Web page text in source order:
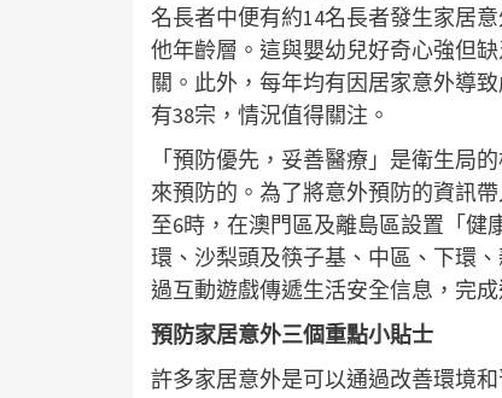
名長者中便有約14名長者發生家居
他年齡層。這與嬰幼兒好奇心強但
關。此外，每年均有因居家意外導
有38宗，情況值得關注。
「預防優先，妥善醫療」是衛生局
來預防的。為了將意外預防的資訊
至6時，在澳門區及離島區設置「健
環、沙梨頭及筷子基、中區、下環
過互動遊戲傳遞生活安全信息，完
預防家居意外三個重點小貼士
許多家居意外是可以通過改善環境